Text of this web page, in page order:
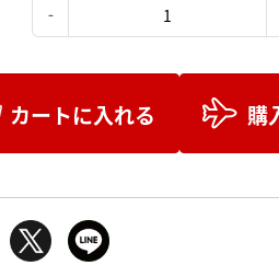
カートに入れる 購